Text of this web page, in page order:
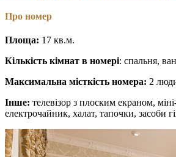
Про номер
Площа: 17 кв.м.
Кількість кімнат в номері: спальня,
Максимальна місткість номера: 2
Інше: телевізор з плоским екраном,
електрочайник, халат, тапочки, засоби